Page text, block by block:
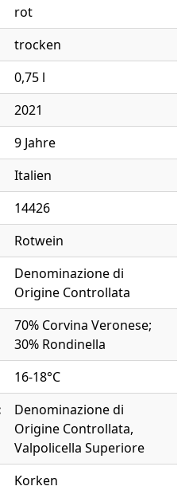
rot
trocken
0,75 l
2021
9 Jahre
Italien
14426
Rotwein
Denominazione di
Origine Controllata
70% Corvina Veronese;
30% Rondinella
16-18°C
Denominazione di
Origine Controllata,
Valpolicella Superiore
Korken